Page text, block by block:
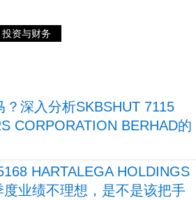
投资与财务
？深入分析SKBSHUT 7115
CORPORATION BERHAD的
HARTALEGA HOLDINGS
度业绩不理想，是不是该把手